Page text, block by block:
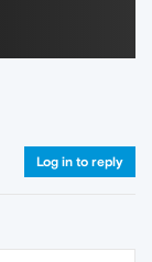
Log in to reply